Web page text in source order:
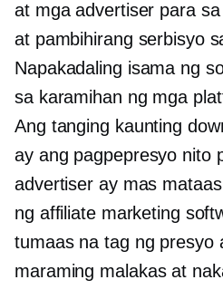
at mga advertiser para
at pambihirang serbisyo
Napakadaling isama ng
sa karamihan ng mga
Ang tanging kaunting
ay ang pagpepresyo nito
advertiser ay mas
ng affiliate marketing
tumaas na tag ng presyo
maraming malakas at